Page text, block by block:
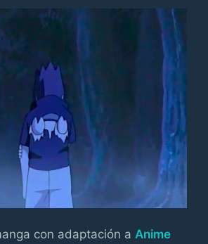
con adaptación a Anime